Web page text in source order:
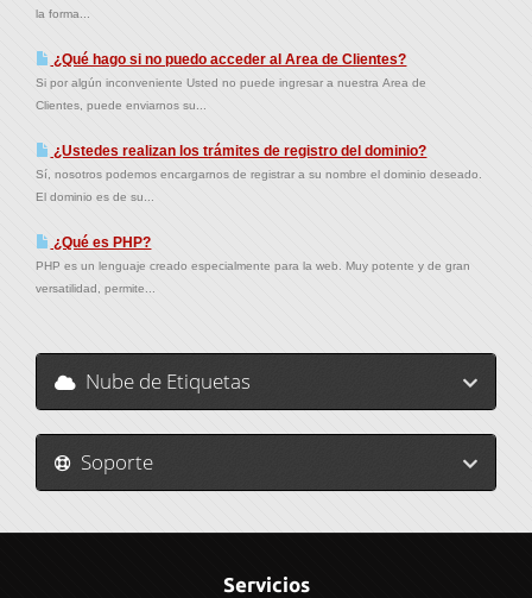
la forma...
¿Qué hago si no puedo acceder al Area de Clientes?
Si por algún inconveniente Usted no puede ingresar a nuestra Area de
Clientes, puede enviarnos su...
¿Ustedes realizan los trámites de registro del dominio?
Sí, nosotros podemos encargarnos de registrar a su nombre el dominio deseado.
El dominio es de su...
¿Qué es PHP?
PHP es un lenguaje creado especialmente para la web. Muy potente y de gran
versatilidad, permite...
Nube de Etiquetas
Soporte
Servicios